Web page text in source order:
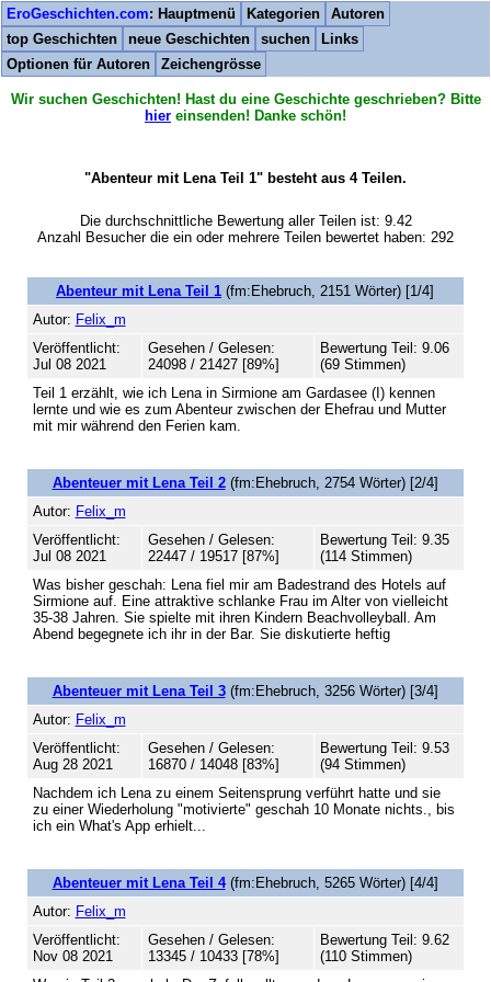
EroGeschichten.com: Hauptmenü Kategorien
Autoren
top Geschichten
neue Geschichten suchen
Links
Optionen für Autoren
Zeichengrösse
Wir suchen Geschichten! Hast du eine Geschichte geschrieben? Bitte
hier einsenden! Danke schön!
"Abenteur mit Lena Teil 1" besteht aus 4 Teilen.
Die durchschnittliche Bewertung aller Teilen ist: 9.42
Anzahl Besucher die ein oder mehrere Teilen bewertet haben: 292
Abenteur mit Lena Teil 1 (fm:Ehebruch, 2151 Wörter) [1/4]
Autor: Felix_m
Veröffentlicht:
Jul 08 2021
Gesehen / Gelesen:
24098 / 21427 [89%]
Bewertung Teil: 9.06
(69 Stimmen)
Teil 1 erzählt, wie ich Lena in Sirmione am Gardasee (I) kennen
lernte und wie es zum Abenteur zwischen der Ehefrau und Mutter
mit mir während den Ferien kam.
Abenteuer mit Lena Teil 2(fm:Ehebruch, 2754 Wörter) [2/4]
Autor: Felix_m
Veröffentlicht:
Jul 08 2021
Gesehen / Gelesen:
22447 / 19517 [87%]
Bewertung Teil: 9.35
(114 Stimmen)
Was bisher geschah: Lena fiel mir am Badestrand des Hotels auf
Sirmione auf. Eine attraktive schlanke Frau im Alter von vielleicht
35-38 Jahren. Sie spielte mit ihren Kindern Beachvolleyball. Am
Abend begegnete ich ihr in der Bar. Sie diskutierte heftig
Abenteuer mit Lena Teil 3(fm:Ehebruch, 3256 Wörter) [3/4]
Autor: Felix_m
Veröffentlicht:
Aug 28 2021
Gesehen / Gelesen:
16870 / 14048 [83%]
Bewertung Teil: 9.53
(94 Stimmen)
Nachdem ich Lena zu einem Seitensprung verführt hatte und sie
zu einer Wiederholung "motivierte" geschah 10 Monate nichts., bis
ich ein What's App erhielt...
Abenteuer mit Lena Teil 4(fm:Ehebruch, 5265 Wörter) [4/4]
Autor: Felix_m
Veröffentlicht:
Nov 08 2021
Gesehen / Gelesen:
13345 / 10433 [78%]
Bewertung Teil: 9.62
(110 Stimmen)